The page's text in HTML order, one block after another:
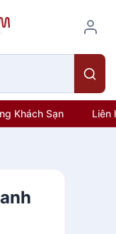
Khách Sạn Liên